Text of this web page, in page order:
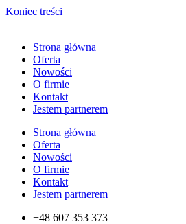
Koniec treści
Strona główna
Oferta
Nowości
O firmie
Kontakt
Jestem partnerem
Strona główna
Oferta
Nowości
O firmie
Kontakt
Jestem partnerem
+48 607 353 373